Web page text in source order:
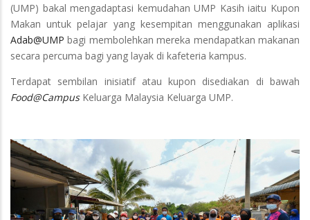
(UMP) bakal mengadaptasi kemudahan UMP Kasih iaitu Kupon
Makan untuk pelajar yang kesempitan menggunakan aplikasi
Adab@UMP bagi membolehkan mereka mendapatkan makanan
secara percuma bagi yang layak di kafeteria kampus.
Terdapat sembilan inisiatif atau kupon disediakan di bawah
Food@CampusKeluarga Malaysia Keluarga UMP.